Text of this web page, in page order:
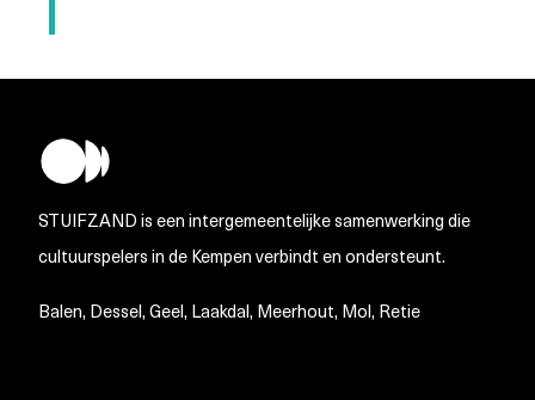
STUIFZAND is een intergemeentelijke samenwerking die
cultuurspelers in de Kempen verbindt en ondersteunt.
Balen, Dessel, Geel, Laakdal, Meerhout, Mol, Retie